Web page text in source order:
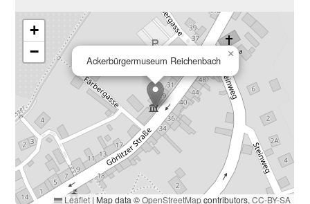
Ackerbürgermuseum Reichenbach
×
+
−
Leaflet | Map data ©OpenStreetMapcontributors,CC-BY-SA